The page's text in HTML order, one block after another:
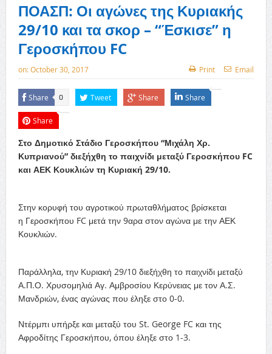
ΠΟΑΣΠ: Οι αγώνες της Κυριακής
29/10 και τα σκορ – “Έσκισε” η
Γεροσκήπου FC
on:October 30, 2017 Print Email
Share 0 Tweet Share Share
Share
Στο Δημοτικό Στάδιο Γεροσκήπου “Μιχάλη Χρ.
Κυπριανού” διεξήχθη το παιχνίδι μεταξύ Γεροσκήπου FC
και ΑΕΚ Κουκλιών τη Κυριακή 29/10.
Στην κορυφή του αγροτικού πρωταθλήματος βρίσκεται
η Γεροσκήπου FC μετά την 9αρα στον αγώνα με την ΑΕΚ
Κουκλιών.
Παράλληλα, την Κυριακή 29/10 διεξήχθη το παιχνίδι μεταξύ
Α.Π.Ο. Χρυσομηλιά Αγ. Αμβροσίου Κερύνειας με τον Α.Σ.
Μανδριών, ένας αγώνας που έληξε στο 0-0.
Ντέρμπι υπήρξε και μεταξύ του St. George FC και της
Αφροδίτης Γεροσκήπου, όπου έληξε στο 1-3.